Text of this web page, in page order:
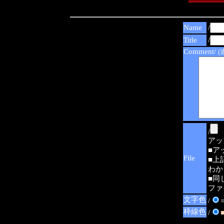
Name
/
Title
/
Comment/ (
File
/
ア
■ア
■上
わ
■同
フ
文字色 /
枠線色 /